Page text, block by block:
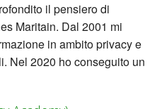
il pensiero di
Maritain. Dal 2001 mi
in ambito privacy e
Nel 2020 ho conseguito un